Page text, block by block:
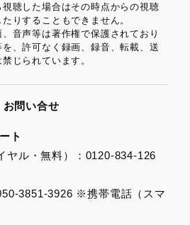
視聴した場合はその時点からの視聴
りすることもできません。
音声等は著作権で保護されており
、許可なく録画、録音、転載、送
じられています。
お問い合せ
ト
ヤル・無料）：0120-834-126
3851-3926 ※携帯電話（スマ